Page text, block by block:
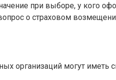
при выборе, у кого
о страховом
организаций могут иметь